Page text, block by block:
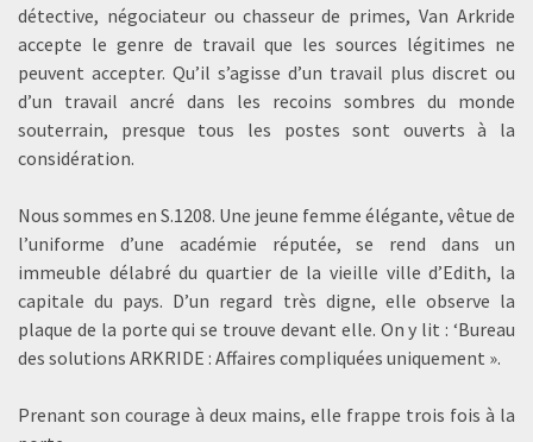
détective, négociateur ou chasseur de primes, Van Arkride
accepte le genre de travail que les sources légitimes ne
peuvent accepter. Qu’il s’agisse d’un travail plus discret ou
d’un travail ancré dans les recoins sombres du monde
souterrain, presque tous les postes sont ouverts à la
considération.
Nous sommes en S.1208. Une jeune femme élégante, vêtue de
l’uniforme d’une académie réputée, se rend dans un
immeuble délabré du quartier de la vieille ville d’Edith, la
capitale du pays. D’un regard très digne, elle observe la
plaque de la porte qui se trouve devant elle. On y lit : ‘Bureau
des solutions ARKRIDE : Affaires compliquées uniquement ».
Prenant son courage à deux mains, elle frappe trois fois à la